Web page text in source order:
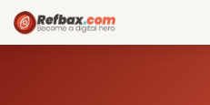
Panneau de gestion des cookies